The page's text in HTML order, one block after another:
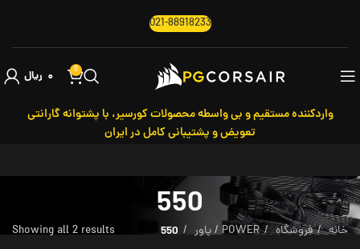
021-88918233
0 ریال
واردکننده مستقیم و بی واسطه محصولات کورسیر، با پشتوانه گارانتی
تعویض و پشتیبانی کامل در ایران
550
خانه فروشگاه POWER / پاور 550
Showing all 2 results